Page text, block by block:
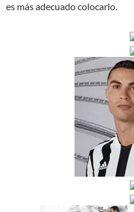
es más adecuado colocarlo.